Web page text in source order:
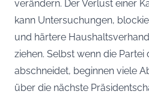
verändern. Der Verlust einer
kann Untersuchungen,
und härtere
ziehen. Selbst wenn die
abschneidet, beginnen viele
über die nächste